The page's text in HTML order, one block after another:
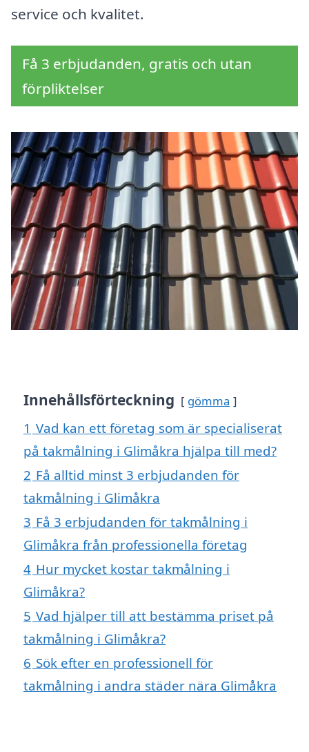
service och kvalitet.
Få 3 erbjudanden, gratis och utan
förpliktelser
Innehållsförteckning gömma
1 Vad kan ett företag som är specialiserat
på takmålning i Glimåkra hjälpa till med?
2 Få alltid minst 3 erbjudanden för
takmålning i Glimåkra
3 Få 3 erbjudanden för takmålning i
Glimåkra från professionella företag
4 Hur mycket kostar takmålning i
Glimåkra?
5 Vad hjälper till att bestämma priset på
takmålning i Glimåkra?
6 Sök efter en professionell för
takmålning i andra städer nära Glimåkra